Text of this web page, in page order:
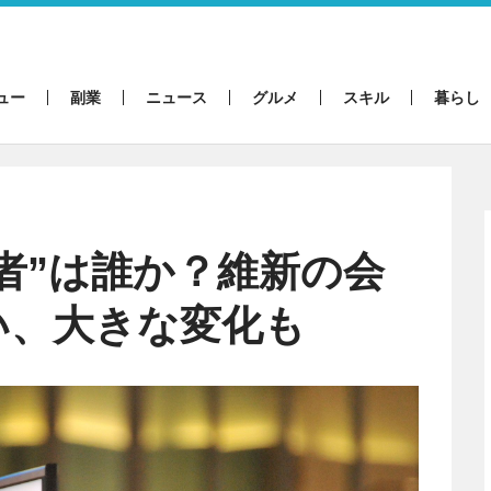
ー 副業 ニュース グルメ スキル 暮らし
”は誰か？維新の会
大きな変化も